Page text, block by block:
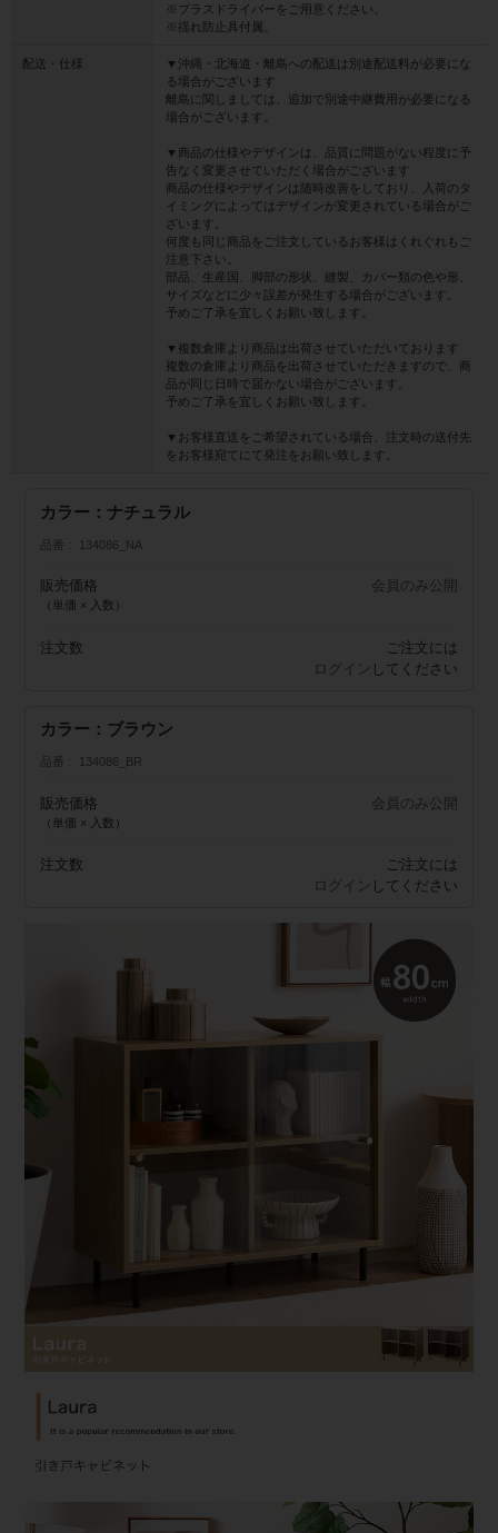
※プラスドライバーをご用意ください。
※揺れ防止具付属。
配送・仕様
▼沖縄・北海道・離島への配送は別途配送料が必要にな
る場合がございます
離島に関しましては、追加で別途中継費用が必要になる
場合がございます。
▼商品の仕様やデザインは、品質に問題がない程度に予
告なく変更させていただく場合がございます
商品の仕様やデザインは随時改善をしており、入荷のタ
イミングによってはデザインが変更されている場合がご
ざいます。
何度も同じ商品をご注文しているお客様はくれぐれもご
注意下さい。
部品、生産国、脚部の形状、縫製、カバー類の色や形、
サイズなどに少々誤差が発生する場合がございます。
予めご了承を宜しくお願い致します。
▼複数倉庫より商品は出荷させていただいております
複数の倉庫より商品を出荷させていただきますので、商
品が同じ日時で届かない場合がございます。
予めご了承を宜しくお願い致します。
▼お客様直送をご希望されている場合、注文時の送付先
をお客様宛てにて発注をお願い致します。
カラー：ナチュラル
品番 134086_NA
販売価格
（単価 × 入数）
会員のみ公開
注文数
ご注文には
ログイン してください
カラー：ブラウン
品番 134086_BR
販売価格
（単価 × 入数）
会員のみ公開
注文数
ご注文には
ログイン してください